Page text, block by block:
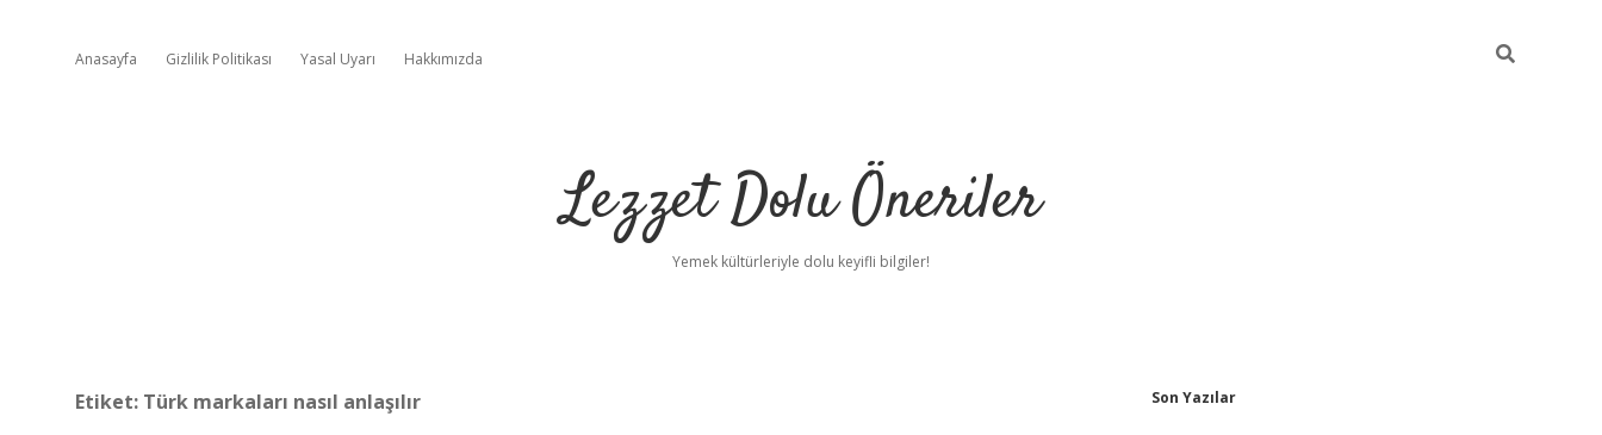
Anasayfa Gizlilik Politikası Yasal Uyarı Hakkımızda
Lezzet Dolu Öneriler
Yemek kültürleriyle dolu keyifli bilgiler!
Etiket: Türk markaları nasıl anlaşılır Sidebar
Son Yazılar
betci